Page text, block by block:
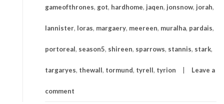
gameofthrones, got, hardhome, jaqen, jonsnow, jorah,
lannister, loras, margaery, meereen, muralha, pardais,
portoreal, season5, shireen, sparrows, stannis, stark,
targaryes, thewall, tormund, tyrell, tyrion Leave a
comment